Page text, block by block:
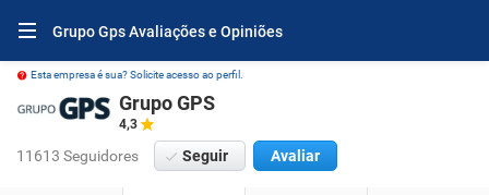
Grupo Gps Avaliações e Opiniões
Esta empresa é sua? Solicite acesso ao perfil.
Grupo GPS
4,3
11613 Seguidores Seguir Avaliar